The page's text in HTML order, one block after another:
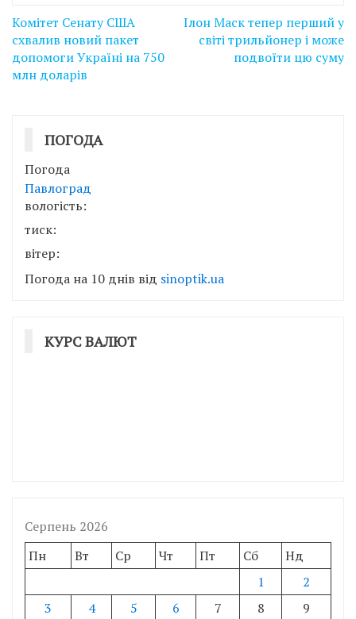
Навігація
записів
Комітет Сенату США
схвалив новий пакет
допомоги Україні на 750
млн доларів
Ілон Маск тепер перший у
світі трильйонер і може
подвоїти цю суму
ПОГОДА
Погода
Павлоград
вологість:
тиск:
вітер:
Погода на 10 днів від sinoptik.ua
КУРС ВАЛЮТ
Серпень 2026
Пн
Вт Ср Чт Пт Сб
Нд
1
2
3
4 5 6 7 8
9